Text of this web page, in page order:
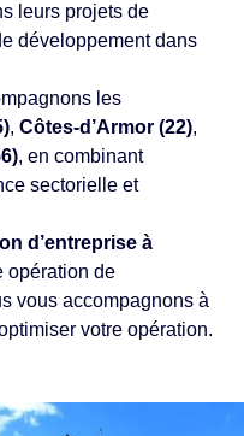
leurs projets de
développement dans
les
, Côtes-d’Armor (22),
, en combinant
sectorielle et
d’entreprise à
opération de
vous accompagnons à
votre opération.